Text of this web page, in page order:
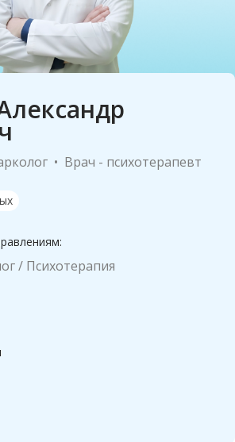
Врач - психотерапевт
Психотерапия